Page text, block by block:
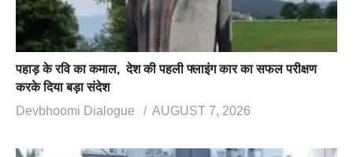
पहाड़ के रवि का कमाल, देश की पहली फ्लाइंग कार का सफल परीक्षण
करके दिया बड़ा संदेश
Devbhoomi Dialogue
AUGUST 7, 2026